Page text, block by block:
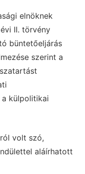
elnöknek
II. törvény
büntetőeljárás
szerint a
a külpolitikai
volt szó,
aláírhatott